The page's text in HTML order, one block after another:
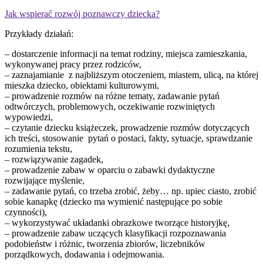
Jak wspierać rozwój poznawczy dziecka?
Przykłady działań:
– dostarczenie informacji na temat rodziny, miejsca zamieszkania,
wykonywanej pracy przez rodziców,
– zaznajamianie z najbliższym otoczeniem, miastem, ulicą, na której
mieszka dziecko, obiektami kulturowymi,
– prowadzenie rozmów na różne tematy, zadawanie pytań
odtwórczych, problemowych, oczekiwanie rozwiniętych
wypowiedzi,
– czytanie dziecku książeczek, prowadzenie rozmów dotyczących
ich treści, stosowanie pytań o postaci, fakty, sytuacje, sprawdzanie
rozumienia tekstu,
– rozwiązywanie zagadek,
– prowadzenie zabaw w oparciu o zabawki dydaktyczne
rozwijające myślenie,
– zadawanie pytań, co trzeba zrobić, żeby… np. upiec ciasto, zrobić
sobie kanapkę (dziecko ma wymienić następujące po sobie
czynności),
– wykorzystywać układanki obrazkowe tworzące historyjkę,
– prowadzenie zabaw uczących klasyfikacji rozpoznawania
podobieństw i różnic, tworzenia zbiorów, liczebników
porządkowych, dodawania i odejmowania.